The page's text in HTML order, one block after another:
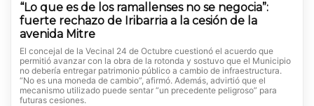
“Lo que es de los ramallenses no se negocia”:
fuerte rechazo de Iribarria a la cesión de la
avenida Mitre
El concejal de la Vecinal 24 de Octubre cuestionó el acuerdo que
permitió avanzar con la obra de la rotonda y sostuvo que el Municipio
no debería entregar patrimonio público a cambio de infraestructura.
“No es una moneda de cambio”, afirmó. Además, advirtió que el
mecanismo utilizado puede sentar “un precedente peligroso” para
futuras cesiones.